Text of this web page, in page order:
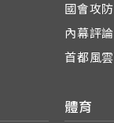
國會攻防
內幕評論
首都風雲
體育